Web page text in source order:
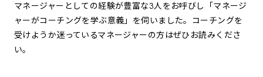
マネージャーとしての経験が豊富な3人をお呼びし「マネージ
ャーがコーチングを学ぶ意義」を伺いました。コーチングを
受けようか迷っているマネージャーの方はぜひお読みくださ
い。